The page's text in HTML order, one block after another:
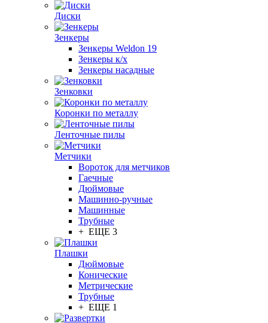
Диски
Зенкеры
Зенкеры Weldon 19
Зенкеры к/х
Зенкеры насадные
Зенковки
Коронки по металлу
Ленточные пилы
Метчики
Вороток для метчиков
Гаечные
Дюймовые
Машинно-ручные
Машинные
Трубные
+ ЕЩЕ 3
Плашки
Дюймовые
Конические
Метрические
Трубные
+ ЕЩЕ 1